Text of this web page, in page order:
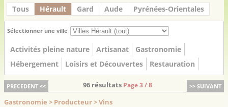
Tous
Hérault Gard Aude Pyrénées-Orientales
Sélectionner une ville
Activités pleine nature Artisanat
Gastronomie
Hébergement
Loisirs et Découvertes Restauration
PRECEDENT << >> SUIVANT
96 résultats Page 3 / 8
Gastronomie > Producteur > Vins